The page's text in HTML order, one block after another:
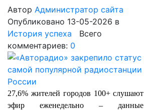
Автор Администратор сайта
Опубликовано 13-05-2026 в
История успеха Всего
комментариев: 0
27,6% жителей городов 100+ слушают
эфир еженедельно – данные